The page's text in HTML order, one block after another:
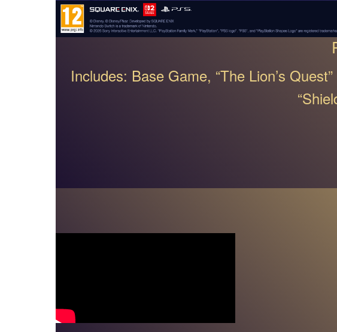
Includes: Base Game, “The Lion’s